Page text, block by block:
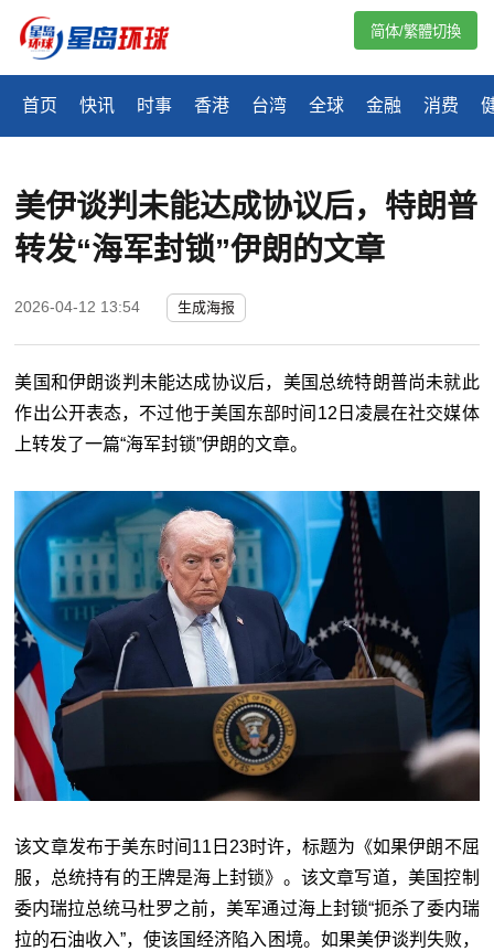
首页 快讯 时事 香港 台湾 全球 金融 消费
简体/繁體切換
美伊谈判未能达成协议后，特朗普
转发“海军封锁”伊朗的文章
2026-04-12 13:54 生成海报
美国和伊朗谈判未能达成协议后，美国总统特朗普尚未就此
作出公开表态，不过他于美国东部时间12日凌晨在社交媒体
上转发了一篇“海军封锁”伊朗的文章。
该文章发布于美东时间11日23时许，标题为《如果伊朗不屈
服，总统持有的王牌是海上封锁》。该文章写道，美国控制
委内瑞拉总统马杜罗之前，美军通过海上封锁“扼杀了委内瑞
拉的石油收入”，使该国经济陷入困境。如果美伊谈判失败，